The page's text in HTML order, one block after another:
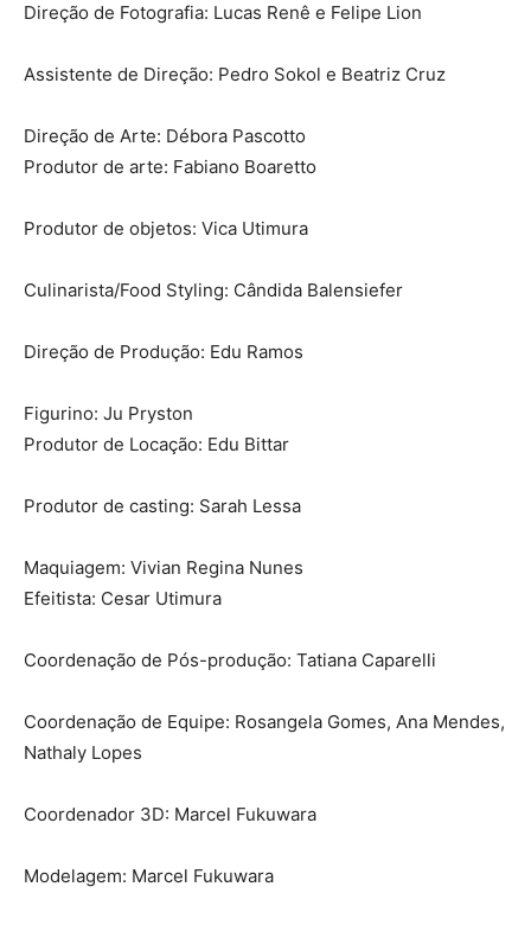
Direção de Fotografia: Lucas Renê e Felipe Lion
Assistente de Direção: Pedro Sokol e Beatriz Cruz
Direção de Arte: Débora Pascotto
Produtor de arte: Fabiano Boaretto
Produtor de objetos: Vica Utimura
Culinarista/Food Styling: Cândida Balensiefer
Direção de Produção: Edu Ramos
Figurino: Ju Pryston
Produtor de Locação: Edu Bittar
Produtor de casting: Sarah Lessa
Maquiagem: Vivian Regina Nunes
Efeitista: Cesar Utimura
Coordenação de Pós-produção: Tatiana Caparelli
Coordenação de Equipe: Rosangela Gomes, Ana Mendes,
Nathaly Lopes
Coordenador 3D: Marcel Fukuwara
Modelagem: Marcel Fukuwara